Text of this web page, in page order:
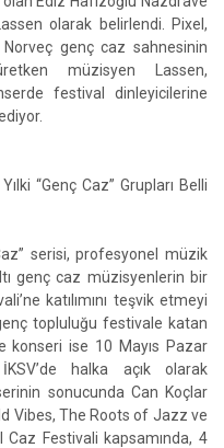
olarak belirlendi. Pixel,
genç caz sahnesinin
müzisyen Lassen,
festival dinleyicilerine
“Genç Caz” Grupları Belli
serisi, profesyonel müzik
genç caz müzisyenlerin bir
katılımını teşvik etmeyi
topluluğu festivale katan
konseri ise 10 Mayıs Pazar
halka açık olarak
sonucunda Can Koçlar
Vibes, The Roots of Jazz ve
Festivali kapsamında, 4